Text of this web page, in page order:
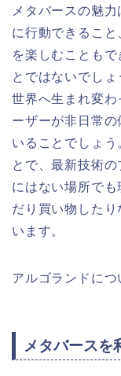
メタバースの魅
に行動できるこ
を楽しむことも
とではないでし
世界へ生まれ変
ーザーが非日常
いることでしょ
とで、最新技術
にはない場所で
だり買い物した
います。
アルゴランドにつ
メタバースを